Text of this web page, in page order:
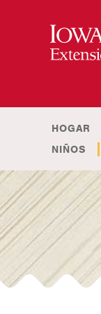
HOGAR
NIÑOS